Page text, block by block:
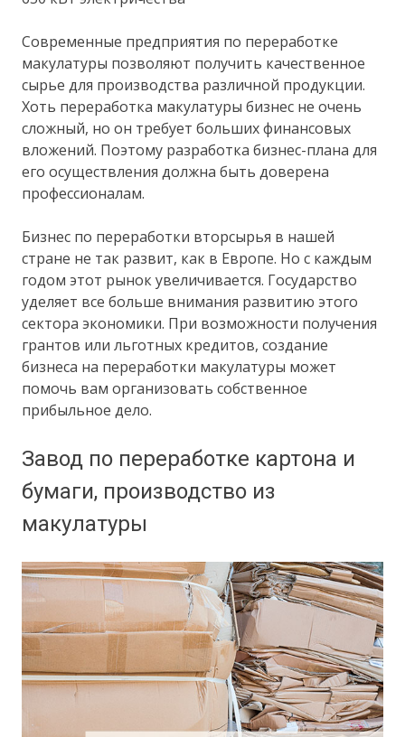
Современные предприятия по переработке
макулатуры позволяют получить качественное
сырье для производства различной продукции.
Хоть переработка макулатуры бизнес не очень
сложный, но он требует больших финансовых
вложений. Поэтому разработка бизнес-плана для
его осуществления должна быть доверена
профессионалам.
Бизнес по переработки вторсырья в нашей
стране не так развит, как в Европе. Но с каждым
годом этот рынок увеличивается. Государство
уделяет все больше внимания развитию этого
сектора экономики. При возможности получения
грантов или льготных кредитов, создание
бизнеса на переработки макулатуры может
помочь вам организовать собственное
прибыльное дело.
Завод по переработке картона и
бумаги, производство из
макулатуры